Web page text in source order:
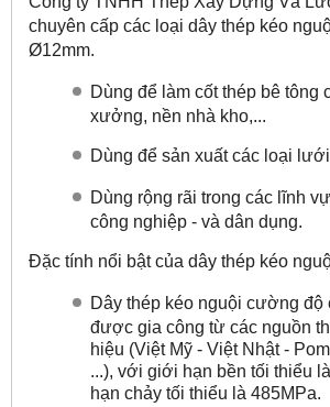
chuyên cấp các loại dây thép kéo
Ø12mm.
Dùng để làm cốt thép bê tông
xưởng, nền nhà kho,...
Dùng để sản xuất các loại
Dùng rộng rãi trong các lĩnh
công nghiệp - và dân dụng.
Đặc tính nổi bật của dây thép kéo
Dây thép kéo nguội cường độ
được gia công từ các nguồn
hiệu (Việt Mỹ - Việt Nhật -
...), với giới hạn bền tối thiểu
hạn chảy tối thiểu là 485MPa.